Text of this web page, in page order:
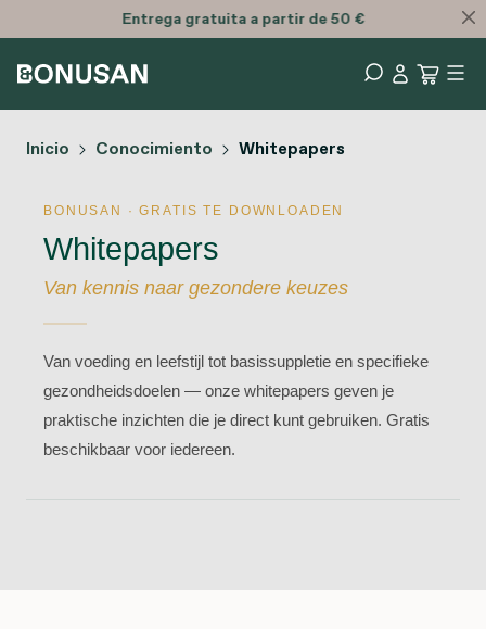
Entrega gratuita a partir de 50 €
Inicio Conocimiento Whitepapers
BONUSAN · GRATIS TE DOWNLOADEN
Whitepapers
Van kennis naar gezondere keuzes
Van voeding en leefstijl tot basissuppletie en specifieke
gezondheidsdoelen — onze whitepapers geven je
praktische inzichten die je direct kunt gebruiken. Gratis
beschikbaar voor iedereen.